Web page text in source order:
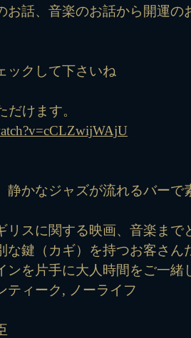
お話、音楽のお話から開運の
ックして下さいね
けます。
静かなジャズが流れるバーで
リスに関する映画、音楽まで
な鍵（カギ）を持つお客さん
ンを片手に大人時間をご一緒
ティーク, ノーライフ